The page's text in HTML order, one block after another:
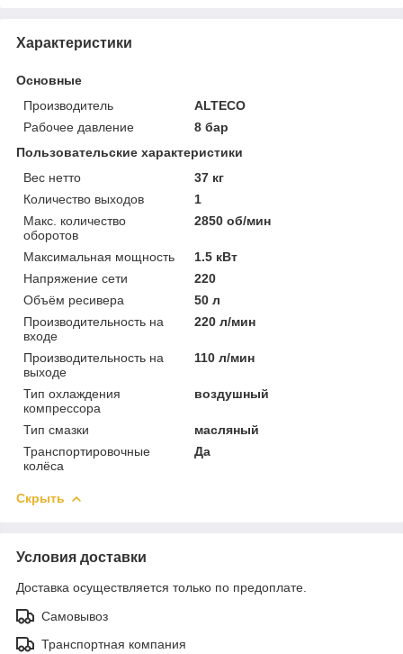
Характеристики
Основные
Производитель
ALTECO
Рабочее давление
8 бар
Пользовательские характеристики
Вес нетто
37 кг
Количество выходов
1
Макс. количество
оборотов
2850 об/мин
Максимальная мощность
1.5 кВт
Напряжение сети
220
Объём ресивера
50 л
Производительность на
входе
220 л/мин
Производительность на
выходе
110 л/мин
Тип охлаждения
компрессора
воздушный
Тип смазки
масляный
Транспортировочные
колёса
Да
Скрыть
Условия доставки
Доставка осуществляется только по предоплате.
Самовывоз
Транспортная компания